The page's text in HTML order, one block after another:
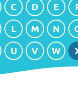
C D E
L M N
U V W